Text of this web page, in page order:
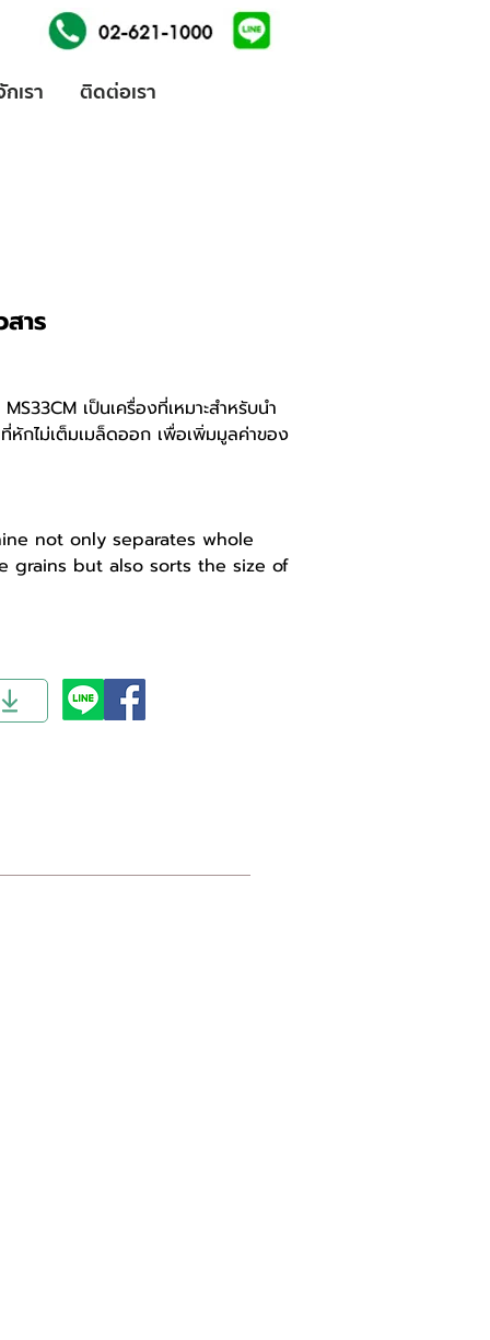
เรา ติดต่อเรา
าร
เป็นเครื่องที่เหมาะสำหรับนำ
หักไม่เต็มเมล็ดออก เพื่อเพิ่มมูลค่าของ
not only separates whole
grains but also sorts the size of